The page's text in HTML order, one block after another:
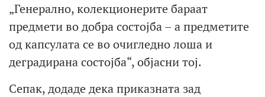
„Генерално, колекционерите бараат
предмети во добра состојба – а предметите
од капсулата се во очигледно лоша и
деградирана состојба“, објасни тој.
Сепак, додаде дека приказната зад